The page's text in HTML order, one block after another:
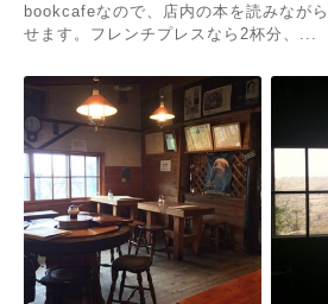
bookcafeなので、店内の本を読みなが
せます。フレンチプレスなら2杯分、...